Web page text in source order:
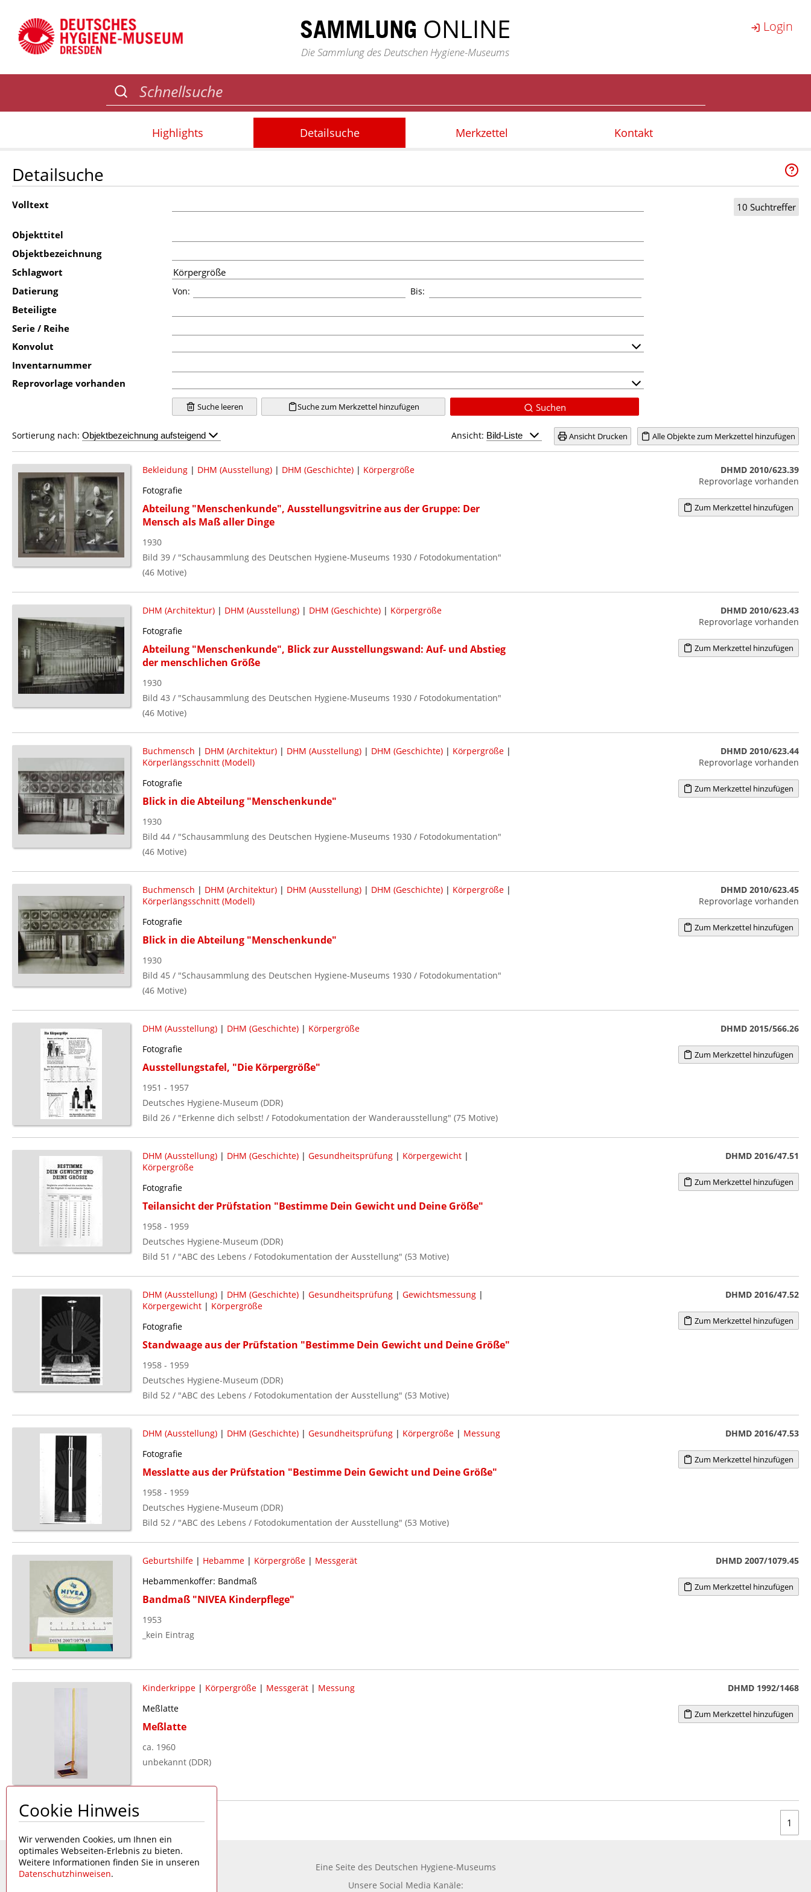
SAMMLUNG ONLINE
Die Sammlung des Deutschen Hygiene-Museums
Login
Highlights Detailsuche Merkzettel Kontakt
Detailsuche
10 Suchtreffer
Volltext
Objekttitel
Objektbezeichnung
Schlagwort
Datierung
Von: Bis:
Beteiligte
Serie / Reihe
Konvolut
Inventarnummer
Reprovorlage vorhanden
Suche leeren Suche zum Merkzettel hinzufügen Suchen
Alle Objekte zum Merkzettel hinzufügen
Ansicht Drucken
Ansicht:
Sortierung nach:
Bekleidung| DHM (Ausstellung)| DHM (Geschichte)| Körpergröße
Fotografie
Abteilung "Menschenkunde", Ausstellungsvitrine aus der Gruppe: Der
Mensch als Maß aller Dinge
1930
Bild 39 / "Schausammlung des Deutschen Hygiene-Museums 1930 / Fotodokumentation"
(46 Motive)
DHMD 2010/623.39
Reprovorlage vorhanden
Zum Merkzettel hinzufügen
DHM (Architektur)| DHM (Ausstellung)| DHM (Geschichte)| Körpergröße
Fotografie
Abteilung "Menschenkunde", Blick zur Ausstellungswand: Auf- und Abstieg
der menschlichen Größe
1930
Bild 43 / "Schausammlung des Deutschen Hygiene-Museums 1930 / Fotodokumentation"
(46 Motive)
DHMD 2010/623.43
Reprovorlage vorhanden
Zum Merkzettel hinzufügen
Buchmensch | DHM (Architektur)| DHM (Ausstellung)| DHM (Geschichte)| Körpergröße|
Körperlängsschnitt (Modell)
Fotografie
Blick in die Abteilung "Menschenkunde"
1930
Bild 44 / "Schausammlung des Deutschen Hygiene-Museums 1930 / Fotodokumentation"
(46 Motive)
DHMD 2010/623.44
Reprovorlage vorhanden
Zum Merkzettel hinzufügen
Buchmensch | DHM (Architektur)| DHM (Ausstellung)| DHM (Geschichte)| Körpergröße|
Körperlängsschnitt (Modell)
Fotografie
Blick in die Abteilung "Menschenkunde"
1930
Bild 45 / "Schausammlung des Deutschen Hygiene-Museums 1930 / Fotodokumentation"
(46 Motive)
DHMD 2010/623.45
Reprovorlage vorhanden
Zum Merkzettel hinzufügen
DHM (Ausstellung)| DHM (Geschichte)| Körpergröße
Fotografie
Ausstellungstafel, "Die Körpergröße"
1951 - 1957
Deutsches Hygiene-Museum (DDR)
Bild 26 / "Erkenne dich selbst! / Fotodokumentation der Wanderausstellung" (75 Motive)
DHMD 2015/566.26
Zum Merkzettel hinzufügen
DHM (Ausstellung)| DHM (Geschichte)| Gesundheitsprüfung| Körpergewicht|
Körpergröße
Fotografie
Teilansicht der Prüfstation "Bestimme Dein Gewicht und Deine Größe"
1958 - 1959
Deutsches Hygiene-Museum (DDR)
Bild 51 / "ABC des Lebens / Fotodokumentation der Ausstellung" (53 Motive)
DHMD 2016/47.51
Zum Merkzettel hinzufügen
DHM (Ausstellung)| DHM (Geschichte)| Gesundheitsprüfung| Gewichtsmessung|
Körpergewicht| Körpergröße
Fotografie
Standwaage aus der Prüfstation "Bestimme Dein Gewicht und Deine Größe"
1958 - 1959
Deutsches Hygiene-Museum (DDR)
Bild 52 / "ABC des Lebens / Fotodokumentation der Ausstellung" (53 Motive)
DHMD 2016/47.52
Zum Merkzettel hinzufügen
DHM (Ausstellung)| DHM (Geschichte)| Gesundheitsprüfung| Körpergröße| Messung
Fotografie
Messlatte aus der Prüfstation "Bestimme Dein Gewicht und Deine Größe"
1958 - 1959
Deutsches Hygiene-Museum (DDR)
Bild 52 / "ABC des Lebens / Fotodokumentation der Ausstellung" (53 Motive)
DHMD 2016/47.53
Zum Merkzettel hinzufügen
Geburtshilfe| Hebamme| Körpergröße| Messgerät
Hebammenkoffer: Bandmaß
Bandmaß "NIVEA Kinderpflege"
1953
_kein Eintrag
DHMD 2007/1079.45
Zum Merkzettel hinzufügen
Kinderkrippe| Körpergröße| Messgerät| Messung
Meßlatte
Meßlatte
ca. 1960
unbekannt (DDR)
DHMD 1992/1468
Zum Merkzettel hinzufügen
Seite 1 von 1 1
Eine Seite des Deutschen Hygiene-Museums
Unsere Social Media Kanäle:
Cookie Hinweis
Wir verwenden Cookies, um Ihnen ein
optimales Webseiten-Erlebnis zu bieten.
Weitere Informationen finden Sie in unseren
Datenschutzhinweisen.